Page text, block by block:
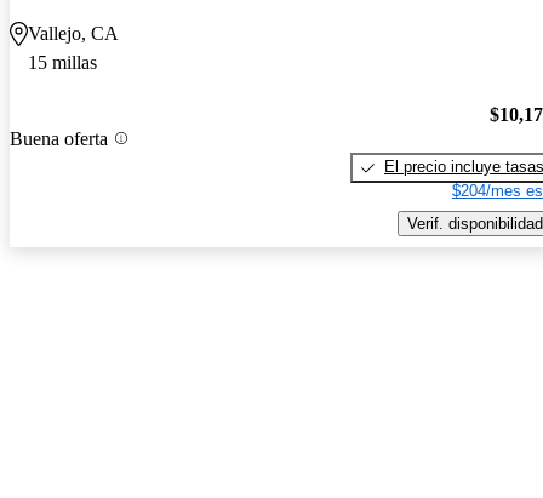
Vallejo, CA
15 millas
Buena oferta
El precio incluye tasas
$204/mes
Verif. disponibilidad